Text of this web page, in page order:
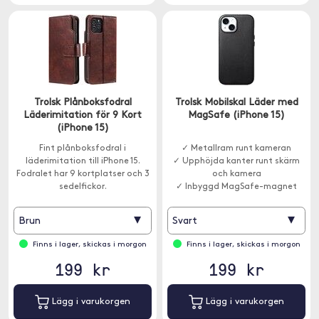
Trolsk Plånboksfodral
Läderimitation för 9 Kort
(iPhone 15)
Fint plånboksfodral i
läderimitation till iPhone 15.
Fodralet har 9 kortplatser och 3
sedelfickor.
Brun ▾
Finns i lager, skickas i morgon
199 kr
Lägg i varukorgen
Trolsk Mobilskal Läder med
MagSafe (iPhone 15)
✓ Metallram runt kameran
✓ Upphöjda kanter runt skärm
och kamera
✓ Inbyggd MagSafe-magnet
Svart ▾
Finns i lager, skickas i morgon
199 kr
Lägg i varukorgen